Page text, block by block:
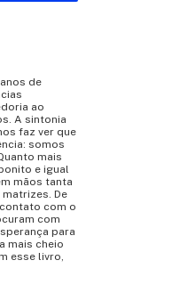
de
ao
A sintonia
faz ver que
somos
mais
e igual
mãos tanta
De
com o
com
para
mais cheio
esse livro,